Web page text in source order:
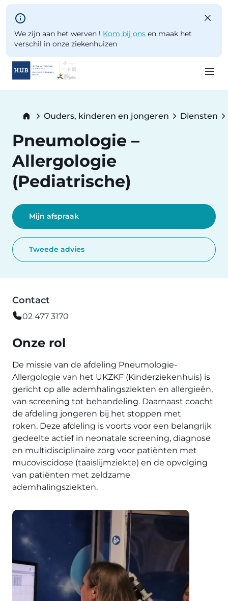
Skip to main content
We zijn aan het werven ! Kom bij ons en maak het
verschil in onze ziekenhuizen
content
Breadcrumb
Ouders, kinderen en jongeren Diensten
Pneumologie –
Allergologie
(Pediatrische)
Mijn afspraak
Tweede advies
Contact
02 477 3170
Onze rol
De missie van de afdeling Pneumologie-
Allergologie van het UKZKF (Kinderziekenhuis) is
gericht op alle ademhalingsziekten en allergieën,
van screening tot behandeling. Daarnaast coacht
de afdeling jongeren bij het stoppen met
roken. Deze afdeling is voorts voor een belangrijk
gedeelte actief in neonatale screening, diagnose
en multidisciplinaire zorg voor patiënten met
mucoviscidose (taaislijmziekte) en de opvolging
van patiënten met zeldzame
ademhalingsziekten.